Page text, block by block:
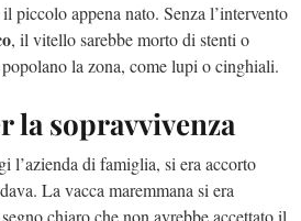
piccolo appena nato. Senza l’intervento
, il vitello sarebbe morto di stenti o
la zona, come lupi o cinghiali.
la sopravvivenza
l’azienda di famiglia, si era accorto
La vacca maremmana si era